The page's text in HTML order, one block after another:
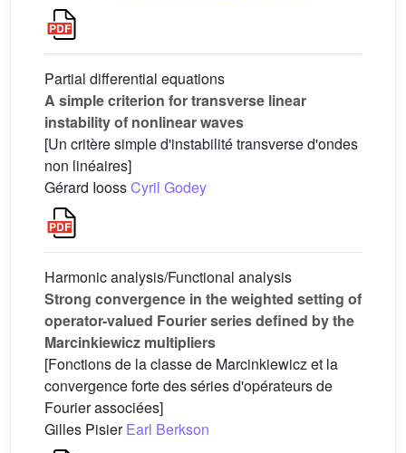
Partial differential equations
A simple criterion for transverse linear
instability of nonlinear waves
[Un critère simple d'instabilité transverse d'ondes
non linéaires]
Gérard IoossCyril Godey
Harmonic analysis/Functional analysis
Strong convergence in the weighted setting of
operator-valued Fourier series defined by the
Marcinkiewicz multipliers
[Fonctions de la classe de Marcinkiewicz et la
convergence forte des séries d'opérateurs de
Fourier associées]
Gilles PisierEarl Berkson